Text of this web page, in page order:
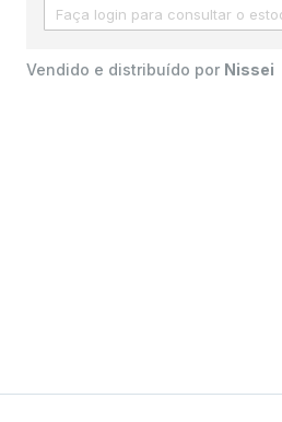
Vendido e distribuído por Nissei